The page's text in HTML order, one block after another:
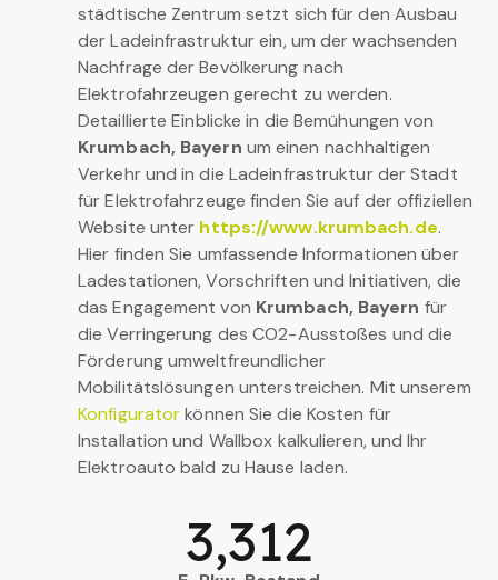
städtische Zentrum setzt sich für den Ausbau
der Ladeinfrastruktur ein, um der wachsenden
Nachfrage der Bevölkerung nach
Elektrofahrzeugen gerecht zu werden.
Detaillierte Einblicke in die Bemühungen von
Krumbach, Bayern um einen nachhaltigen
Verkehr und in die Ladeinfrastruktur der Stadt
für Elektrofahrzeuge finden Sie auf der offiziellen
Website unter https://www.krumbach.de.
Hier finden Sie umfassende Informationen über
Ladestationen, Vorschriften und Initiativen, die
das Engagement von Krumbach, Bayern für
die Verringerung des CO2-Ausstoßes und die
Förderung umweltfreundlicher
Mobilitätslösungen unterstreichen. Mit unserem
Konfiguratorkönnen Sie die Kosten für
Installation und Wallbox kalkulieren, und Ihr
Elektroauto bald zu Hause laden.
3,312